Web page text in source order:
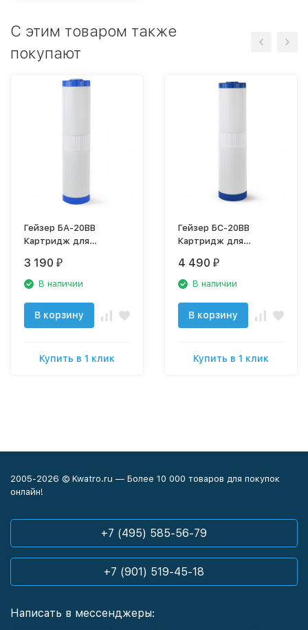
C этим товаром также
покупают
Гейзер БА-20BB
Картридж для
30607
3 190 ₽
В наличии
В корзину
Купить в 1 клик
Гейзер БС-20BB
Картридж для
(ионообменная смола),
30611
4 490 ₽
В наличии
В корзину
Купить в 1 клик
2005-2026 © Kwatro.ru — Более 10 000 товаров для покупок
онлайн!
+7 (495) 585-56-79
+7 (901) 519-45-18
Написать в мессенджеры: